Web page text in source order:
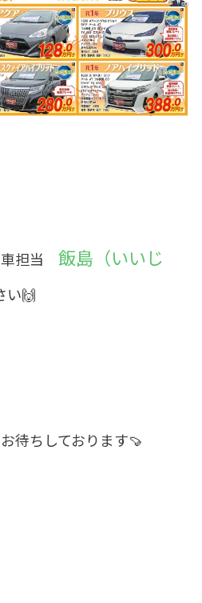
担当 飯島（いいじ
い🙌
待ちしております🍠